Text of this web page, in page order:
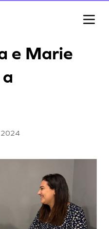
e Marie
2024